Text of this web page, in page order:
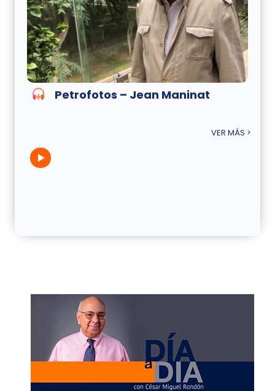
Petrofotos – Jean Maninat
VER MÁS >